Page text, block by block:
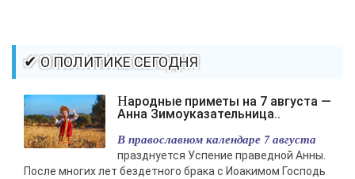
-- Самое большое богатство — это ум. Самая большая нищета —
глупость. Из всех страхов самый пугающий — самолюбование.
-- Лучшее, что можно сделать с хорошим советом, это пропустить его
мимо ушей. Он никогда не бывает полезен никому, кроме того, кто его
дал.
-- Люблю давать советы и очень не люблю, когда их дают мне.
✔ О ПОЛИТИКЕ СЕГОДНЯ
Народные приметы на 7 августа —
Анна Зимоуказательница..
В православном календаре 7 августа
празднуется Успение праведной Анны.
После многих лет бездетного брака с Иоакимом Господь